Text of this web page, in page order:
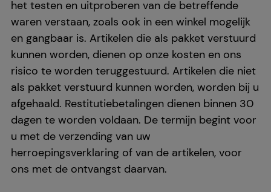
het testen en uitproberen van de betreffende
waren verstaan, zoals ook in een winkel mogelijk
en gangbaar is. Artikelen die als pakket verstuurd
kunnen worden, dienen op onze kosten en ons
risico te worden teruggestuurd. Artikelen die niet
als pakket verstuurd kunnen worden, worden bij u
afgehaald. Restitutiebetalingen dienen binnen 30
dagen te worden voldaan. De termijn begint voor
u met de verzending van uw
herroepingsverklaring of van de artikelen, voor
ons met de ontvangst daarvan.